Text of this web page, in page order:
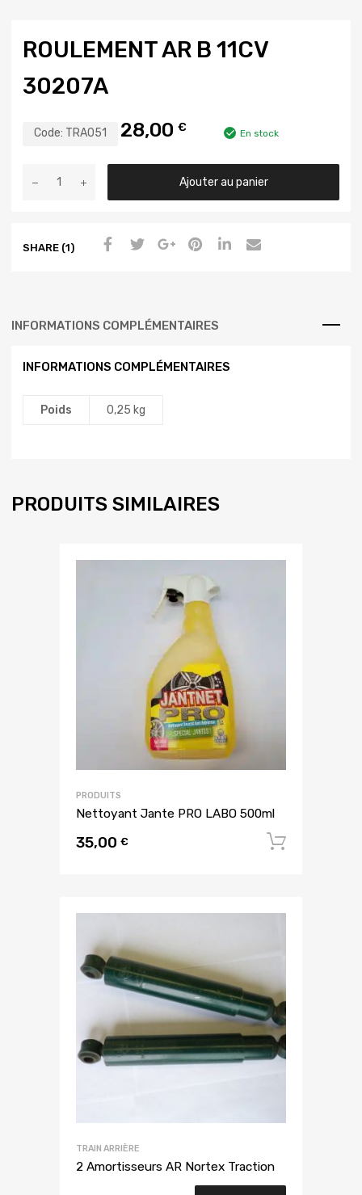
ROULEMENT AR B 11CV
30207A
Code: TRA051 28,00 € En stock
Ajouter au panier
SHARE (1)
INFORMATIONS COMPLÉMENTAIRES
INFORMATIONS COMPLÉMENTAIRES
Poids 0,25 kg
PRODUITS SIMILAIRES
PRODUITS
Nettoyant Jante PRO LABO 500ml
35,00 €
TRAIN ARRIÈRE
2 Amortisseurs AR Nortex Traction